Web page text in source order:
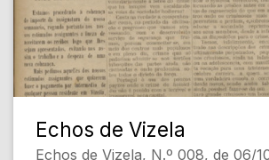
Echos de Vizela
Echos de Vizela, N.º 008, de 06/